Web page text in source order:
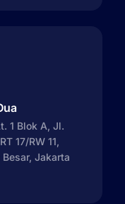
1 Blok A, Jl.
17/RW 11,
Jakarta